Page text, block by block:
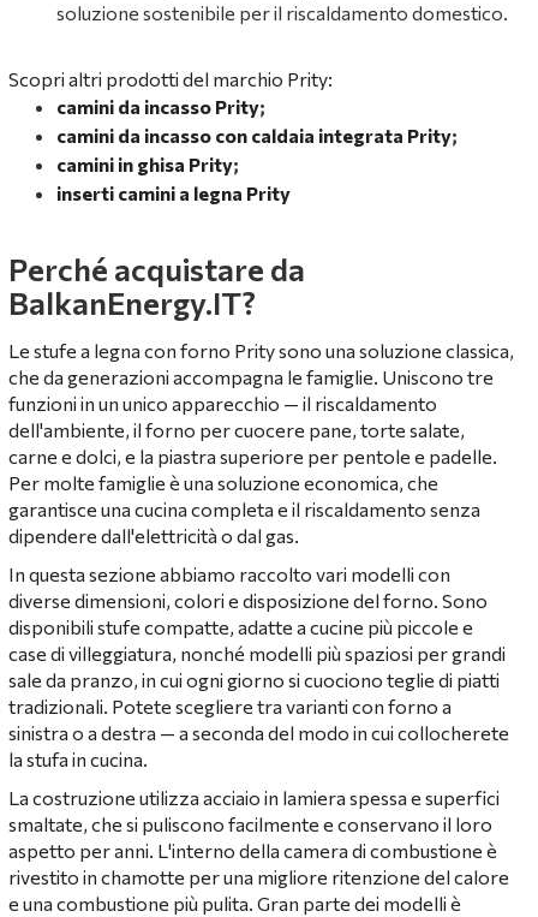
soluzione sostenibile per il riscaldamento domestico.
Scopri altri prodotti del marchio Prity:
camini da incasso Prity;
camini da incasso con caldaia integrata Prity;
camini in ghisa Prity;
inserti camini a legna Prity
Perché acquistare da
BalkanEnergy.IT?
Le stufe a legna con forno Prity sono una soluzione classica,
che da generazioni accompagna le famiglie. Uniscono tre
funzioni in un unico apparecchio — il riscaldamento
dell'ambiente, il forno per cuocere pane, torte salate,
carne e dolci, e la piastra superiore per pentole e padelle.
Per molte famiglie è una soluzione economica, che
garantisce una cucina completa e il riscaldamento senza
dipendere dall'elettricità o dal gas.
In questa sezione abbiamo raccolto vari modelli con
diverse dimensioni, colori e disposizione del forno. Sono
disponibili stufe compatte, adatte a cucine più piccole e
case di villeggiatura, nonché modelli più spaziosi per grandi
sale da pranzo, in cui ogni giorno si cuociono teglie di piatti
tradizionali. Potete scegliere tra varianti con forno a
sinistra o a destra — a seconda del modo in cui collocherete
la stufa in cucina.
La costruzione utilizza acciaio in lamiera spessa e superfici
smaltate, che si puliscono facilmente e conservano il loro
aspetto per anni. L'interno della camera di combustione è
rivestito in chamotte per una migliore ritenzione del calore
e una combustione più pulita. Gran parte dei modelli è